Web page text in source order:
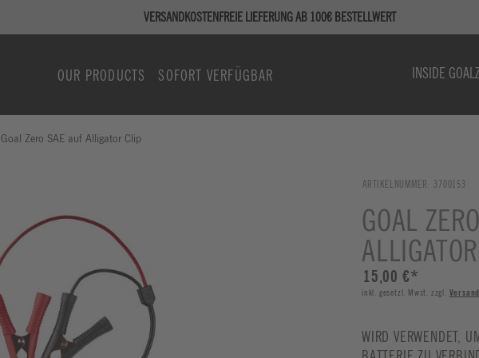
VERSANDKOSTENFREIE LIEFERUNG AB 100€ BESTELLWERT
OUR PRODUCTS SOFORT VERFÜGBAR INSIDE
Goal Zero SAE auf Alligator Clip
ARTIKELNUMMER: 3700153
GOAL
15,00 €*
inkl. gesetzl. Mwst. zzgl.
WIRD VERWENDET,